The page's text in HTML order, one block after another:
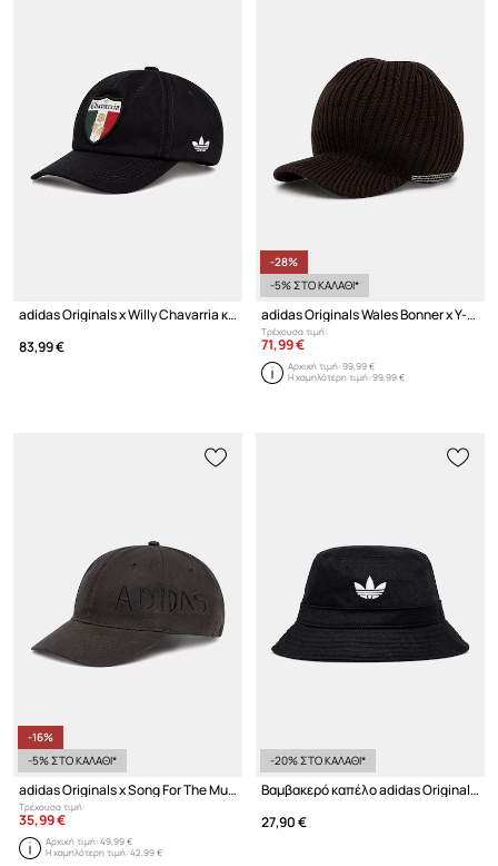
adidas Originals x Willy Chavarria καπέλο με γείσο βαμβακερό
83,99 €
-28%
-5% ΣΤΟ ΚΑΛΑΘΙ*
adidas Originals Wales Bonner x Y-3 καπέλο με γείσο μάλλινο
Τρέχουσα τιμή:
71,99 €
Αρχική τιμή:99,99 €
Η χαμηλότερη τιμή:99,99 €
-16%
-5% ΣΤΟ ΚΑΛΑΘΙ*
adidas Originals x Song For The Mute καπέλο μπέιζμπολ βαμβακερό
Τρέχουσα τιμή:
35,99 €
Αρχική τιμή:49,99 €
Η χαμηλότερη τιμή:42,99 €
-20% ΣΤΟ ΚΑΛΑΘΙ*
Βαμβακερό καπέλο adidas Originals Adicolor
27,90 €